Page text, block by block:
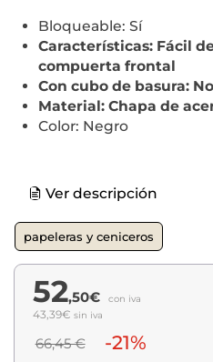
Bloqueable: Sí
Características: Fácil
compuerta frontal
Con cubo de basura: No
Material: Chapa de
Color: Negro
Ver descripción
papeleras y ceniceros
52,50€ con iva
43,39€ sin iva
66,45 € -21%